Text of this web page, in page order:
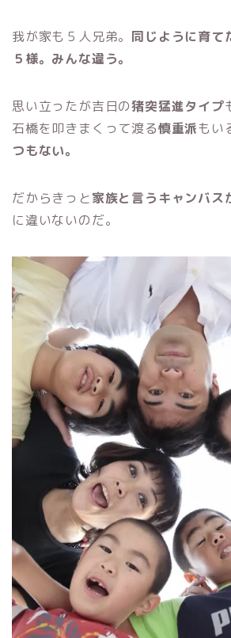
我が家も５人兄弟。 同じように育て
５様。みんな違う。
思い立ったが吉日の猪突猛進タイプ
石橋を叩きまくって渡る慎重派もい
つもない。
だからきっと家族と言うキャンバス
に違いないのだ。